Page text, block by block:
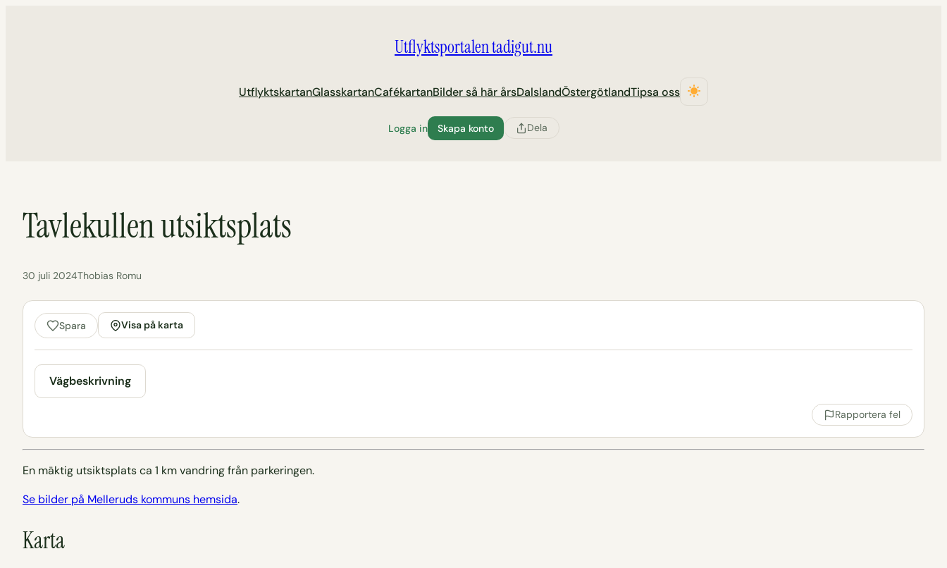
Utflyktsportalen tadigut.nu
UtflyktskartanGlasskartanCafékartanBilder så här årsDalslandÖstergötlandTipsa oss
Logga in Skapa konto Dela
Tavlekullen utsiktsplats
30 juli 2024Thobias Romu
Spara Visa på karta
Vägbeskrivning
Rapportera fel
En mäktig utsiktsplats ca 1 km vandring från parkeringen.
Se bilder på Melleruds kommuns hemsida.
Karta